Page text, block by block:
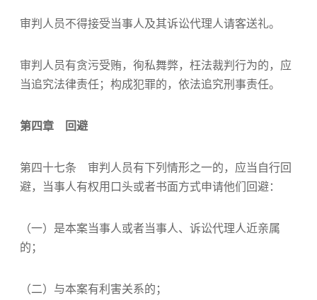
审判人员不得接受当事人及其诉讼代理人请客送礼。
审判人员有贪污受贿，徇私舞弊，枉法裁判行为的，应
当追究法律责任；构成犯罪的，依法追究刑事责任。
第四章 回避
第四十七条 审判人员有下列情形之一的，应当自行回
避，当事人有权用口头或者书面方式申请他们回避：
（一）是本案当事人或者当事人、诉讼代理人近亲属
的；
（二）与本案有利害关系的；